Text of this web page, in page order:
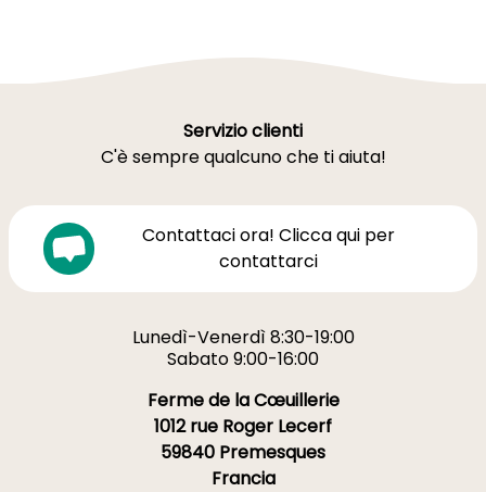
Servizio clienti
C'è sempre qualcuno che ti aiuta!
Contattaci ora! Clicca qui per
contattarci
Lunedì-Venerdì 8:30-19:00
Sabato 9:00-16:00
Ferme de la Cœuillerie
1012 rue Roger Lecerf
59840 Premesques
Francia